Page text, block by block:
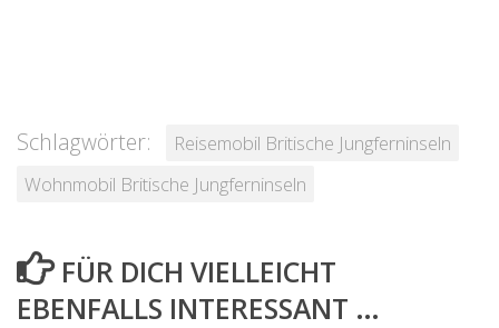
Schlagwörter:
Reisemobil Britische Jungferninseln
Wohnmobil Britische Jungferninseln
FÜR DICH VIELLEICHT
EBENFALLS INTERESSANT …